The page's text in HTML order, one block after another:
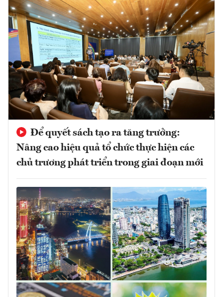
Để quyết sách tạo ra tăng trưởng:
Nâng cao hiệu quả tổ chức thực hiện các
chủ trương phát triển trong giai đoạn mới